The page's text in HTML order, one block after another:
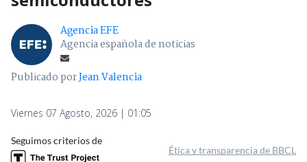
Agencia EFE
Agencia española de noticias
Publicado porJean Valencia
Viernes 07 Agosto, 2026 | 01:05
Seguimos criterios de
Ética y transparencia de BBCL